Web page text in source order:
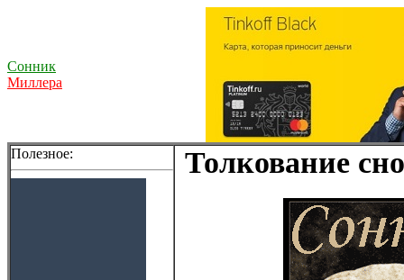
Сонник
Миллера
Полезное: Толкование